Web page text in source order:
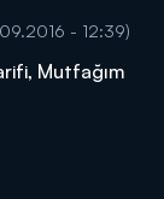
- 12:39)
Mutfağım